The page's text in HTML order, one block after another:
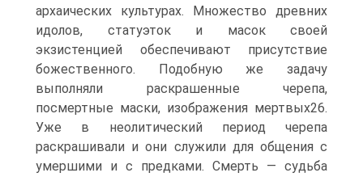
архаических культурах. Множество древних
идо­лов, статуэток и масок своей
экзистенцией обеспечивают присутствие
божественного. Подобную же задачу
выполняли раскрашенные чере­па,
посмертные маски, изображения мертвых26.
Уже в неолитический период черепа
раскрашивали и они служили для общения с
умершими и с предками. Смерть — судьба